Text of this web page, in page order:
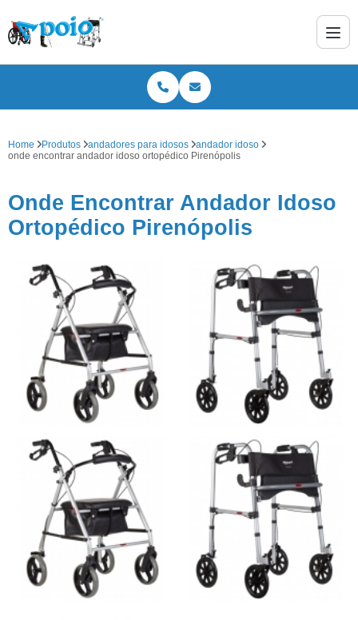
Home Produtos andadores para idosos
andador idoso
onde encontrar andador idoso ortopédico Pirenópolis
Onde Encontrar Andador Idoso
Ortopédico Pirenópolis